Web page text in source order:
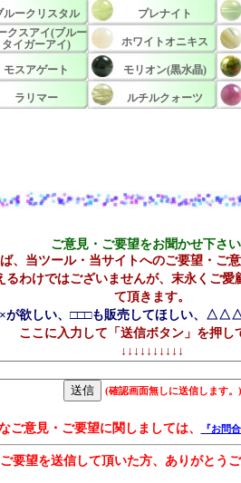
ルークリスタル プレナイト
クスアイ(ブルー
タイガーアイ)
ホワイトオニキス
モスアゲート モリオン(黒水晶)
ラリマー ルチルクォーツ
ご意見・ご要望をお聞かせ下さい
、当ツール・当サイトへのご要望・ご
るわけではございませんが、末永くご
て頂きます。
が欲しい、□□□も販売してほしい、
ここに入力して「送信ボタン」を押し
↓↓↓↓↓↓↓↓↓↓
(確認画面無しに送信します。)
ご意見・ご要望に関しましては、 『お問合
ご要望を送信して頂いた方、ありがとうご